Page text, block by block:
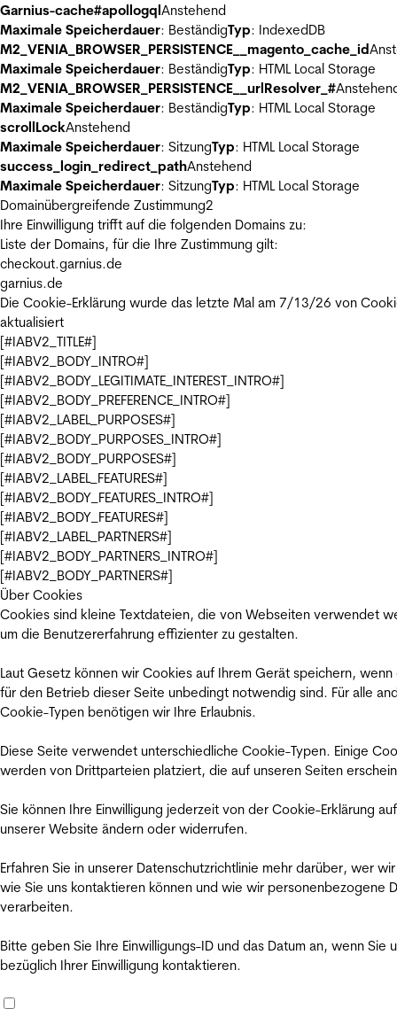
Garnius-cache#apollogqlAnstehend
Maximale Speicherdauer: BeständigTyp: IndexedDB
M2_VENIA_BROWSER_PERSISTENCE__magento_cache_id
Maximale Speicherdauer: BeständigTyp: HTML Local Storage
M2_VENIA_BROWSER_PERSISTENCE__urlResolver_#
Maximale Speicherdauer: BeständigTyp: HTML Local Storage
scrollLockAnstehend
Maximale Speicherdauer: SitzungTyp: HTML Local Storage
success_login_redirect_pathAnstehend
Maximale Speicherdauer: SitzungTyp: HTML Local Storage
Domainübergreifende Zustimmung2
Ihre Einwilligung trifft auf die folgenden Domains zu:
Liste der Domains, für die Ihre Zustimmung gilt:
checkout.garnius.de
garnius.de
Die Cookie-Erklärung wurde das letzte Mal am 7/13/26 von
aktualisiert
[#IABV2_TITLE#]
[#IABV2_BODY_INTRO#]
[#IABV2_BODY_LEGITIMATE_INTEREST_INTRO#]
[#IABV2_BODY_PREFERENCE_INTRO#]
[#IABV2_LABEL_PURPOSES#]
[#IABV2_BODY_PURPOSES_INTRO#]
[#IABV2_BODY_PURPOSES#]
[#IABV2_LABEL_FEATURES#]
[#IABV2_BODY_FEATURES_INTRO#]
[#IABV2_BODY_FEATURES#]
[#IABV2_LABEL_PARTNERS#]
[#IABV2_BODY_PARTNERS_INTRO#]
[#IABV2_BODY_PARTNERS#]
Über Cookies
Cookies sind kleine Textdateien, die von Webseiten verwendet
um die Benutzererfahrung effizienter zu gestalten.
Laut Gesetz können wir Cookies auf Ihrem Gerät speichern, wenn
für den Betrieb dieser Seite unbedingt notwendig sind. Für alle
Cookie-Typen benötigen wir Ihre Erlaubnis.
Diese Seite verwendet unterschiedliche Cookie-Typen. Einige
werden von Drittparteien platziert, die auf unseren Seiten
Sie können Ihre Einwilligung jederzeit von der Cookie-Erklärung auf
unserer Website ändern oder widerrufen.
Erfahren Sie in unserer Datenschutzrichtlinie mehr darüber, wer
wie Sie uns kontaktieren können und wie wir personenbezogene
verarbeiten.
Bitte geben Sie Ihre Einwilligungs-ID und das Datum an, wenn Sie
bezüglich Ihrer Einwilligung kontaktieren.